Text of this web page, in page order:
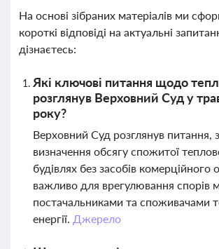
На основі зібраних матеріалів ми
короткі відповіді на актуальні
дізнаєтесь:
Які ключові питання щодо
розглянув Верховний Суд у
року?
Верховний Суд розглянув питання,
визначення обсягу спожитої
будівлях без засобів комерційного
важливо для врегулювання спорів
постачальниками та споживачами
енергії. Джерело